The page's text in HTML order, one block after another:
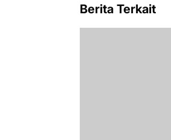
Berita Terkait